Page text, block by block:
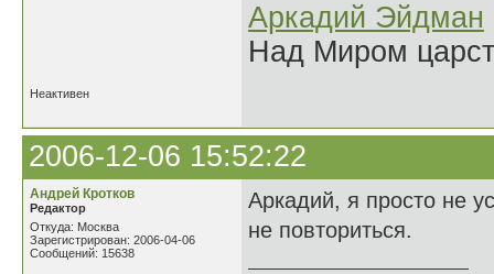
Аркадий Эйдман
Над Миром
Неактивен
2006-12-06 15:52:22
Андрей Кротков
Редактор
Откуда: Москва
Зарегистрирован: 2006-04-06
Сообщений: 15638
Аркадий, я просто не
не повториться.